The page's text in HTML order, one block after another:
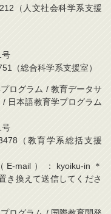
（人文社会科学系支援
（総合科学系支援室）
ログラム / 教育データサ
日本語教育学プログラム
（教育学系総括支援
）：kyoiku-in＊
き換えて送信してくださ